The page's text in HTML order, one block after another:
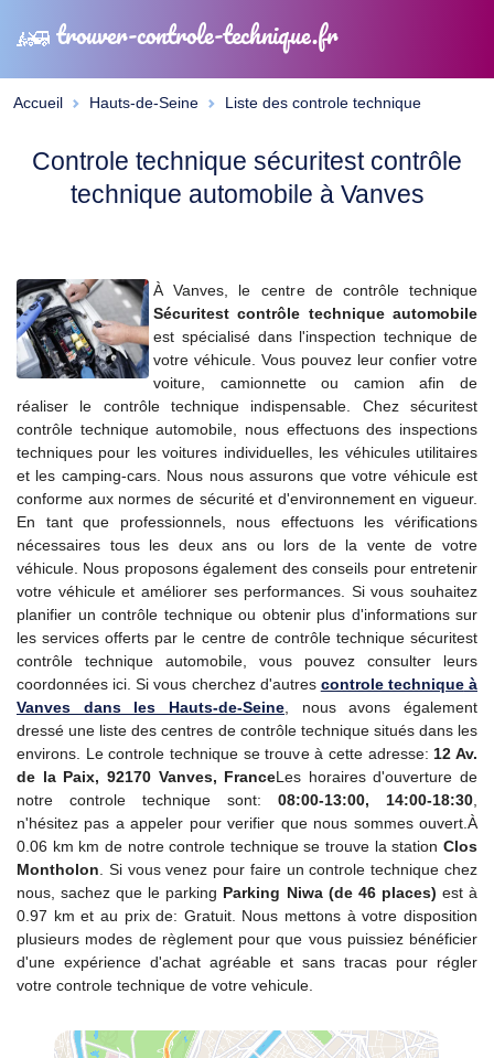
trouver-controle-technique.fr
Accueil Hauts-de-Seine Liste des controle technique
Controle technique sécuritest contrôle
technique automobile à Vanves
À Vanves, le centre de contrôle technique
Sécuritest contrôle technique automobile
est spécialisé dans l'inspection technique de
votre véhicule. Vous pouvez leur confier votre
voiture, camionnette ou camion afin de
réaliser le contrôle technique indispensable. Chez sécuritest
contrôle technique automobile, nous effectuons des inspections
techniques pour les voitures individuelles, les véhicules utilitaires
et les camping-cars. Nous nous assurons que votre véhicule est
conforme aux normes de sécurité et d'environnement en vigueur.
En tant que professionnels, nous effectuons les vérifications
nécessaires tous les deux ans ou lors de la vente de votre
véhicule. Nous proposons également des conseils pour entretenir
votre véhicule et améliorer ses performances. Si vous souhaitez
planifier un contrôle technique ou obtenir plus d'informations sur
les services offerts par le centre de contrôle technique sécuritest
contrôle technique automobile, vous pouvez consulter leurs
coordonnées ici. Si vous cherchez d'autres controle techniqueà
Vanves dans les Hauts-de-Seine , nous avons également
dressé une liste des centres de contrôle technique situés dans les
environs. Le controle technique se trouve à cette adresse: 12 Av.
de la Paix, 92170 Vanves, FranceLes horaires d'ouverture de
notre controle technique sont: 08:00-13:00, 14:00-18:30
n'hésitez pas a appeler pour verifier que nous sommes ouvert.À
0.06 km km de notre controle technique se trouve la station Clos
Montholon . Si vous venez pour faire un controle technique chez
nous, sachez que le parking Parking Niwa (de 46 places) est à
0.97 km et au prix de: Gratuit. Nous mettons à votre disposition
plusieurs modes de règlement pour que vous puissiez bénéficier
d'une expérience d'achat agréable et sans tracas pour régler
votre controle technique de votre vehicule.